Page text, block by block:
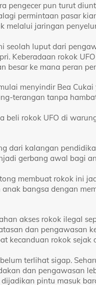
pengecer pun turut
permintaan pasar
melalui jaringan
seolah luput dari
Keberadaan rokok
besar ke mana peran
menyindir Bea
terangan tanpa
beli rokok UFO di
dari kalangan
gerbang awal bagi
membuat rokok ini
bangsa dengan
akses rokok ilegal
dan pengawasan
kecanduan rokok sejak
terlihat sigap.
dan pengawasan
pintu masuk